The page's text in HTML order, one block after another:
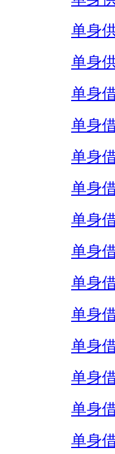
单身
单身
单身
单身
单身
单身
单身
单身
单身
单身
单身
单身
单身
单身